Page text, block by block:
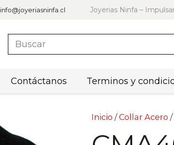
info@joyeriasninfa.cl Joyerias Ninfa –
Contáctanos Terminos y
Inicio /Collar Acero /